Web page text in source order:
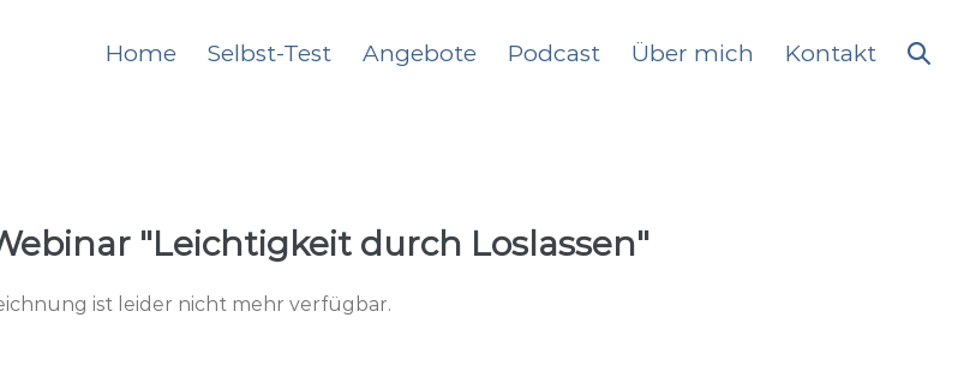
Home Selbst-Test Angebote Podcast Über mich Kontakt
"Leichtigkeit durch Loslassen"
ist leider nicht mehr verfügbar.